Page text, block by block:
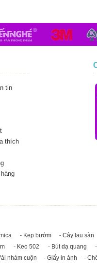
tin
thích
- Kẹp bướm - Cây lau sàn
- Keo 502 - Bút dạ quang
nhám cuộn - Giấy in ảnh -